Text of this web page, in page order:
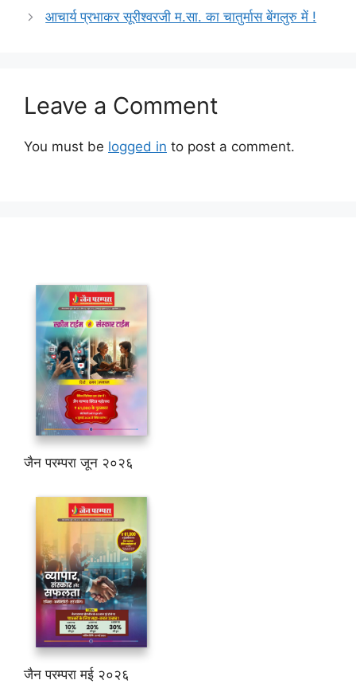
आचार्य प्रभाकर सूरीश्वरजी म.सा. का चातुर्मास बेंगलुरु में !
Leave a Comment
You must be logged in to post a comment.
जैन परम्परा जून २०२६
जैन परम्परा मई २०२६